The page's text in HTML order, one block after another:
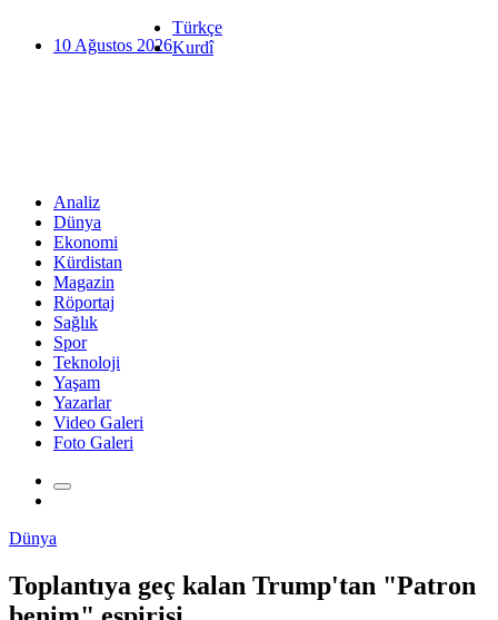
10 Ağustos 2026
Türkçe
Kurdî
Analiz
Dünya
Ekonomi
Kürdistan
Magazin
Röportaj
Sağlık
Spor
Teknoloji
Yaşam
Yazarlar
Video Galeri
Foto Galeri
Dünya
Toplantıya geç kalan Trump'tan "Patron